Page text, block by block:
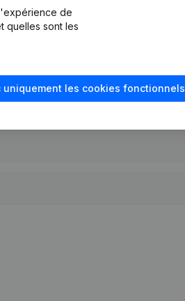
annuels?
de
quelles sont les
uniquement les cookies fonctionnels